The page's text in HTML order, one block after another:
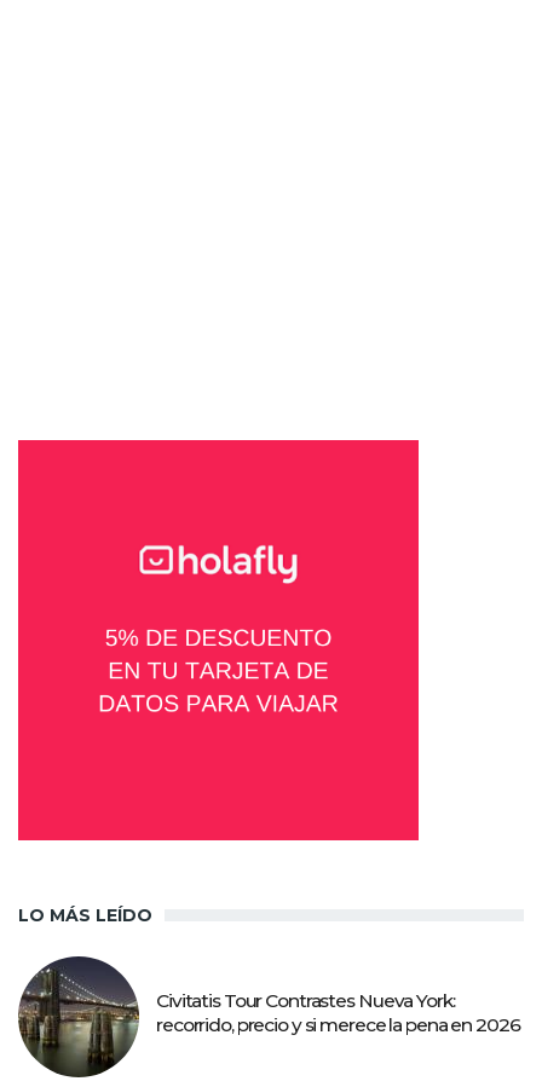
LO MÁS LEÍDO
Civitatis Tour Contrastes Nueva York:
recorrido, precio y si merece la pena en 2026